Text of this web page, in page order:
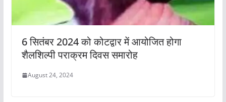
6 सितंबर 2024 को कोटद्वार में आयोजित होगा
शैलशिल्पी पराक्रम दिवस समारोह
August 24, 2024